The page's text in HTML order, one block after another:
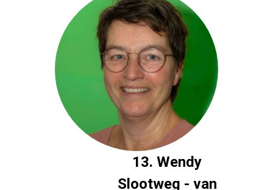
13. Wendy
Slootweg - van